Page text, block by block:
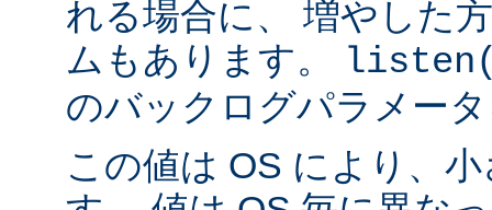
れる場合に、 増やした
ムもあります。
のバックログパラメー
この値は OS により、